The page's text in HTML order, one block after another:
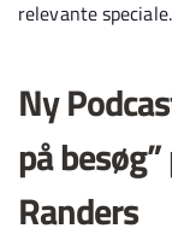
relevante speciale.
Ny
på
Randers